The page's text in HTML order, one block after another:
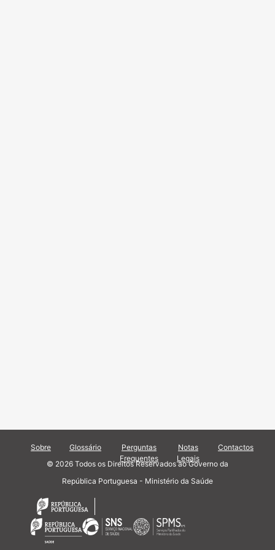
Sobre Glossário
Perguntas
Frequentes
Notas
Legais
Contactos
© 2026 Todos os Direitos Reservados ao Governo da
República Portuguesa - Ministério da Saúde